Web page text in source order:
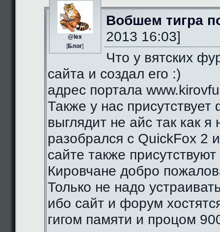
@lex
[Блог]
Вобшем тигра
2013 16:03]
Что у вятских
сайта и создал его :)
адрес портала
Также у нас
выглядит не айс так как я
разобрался с QuickFox 2
сайте также присутствуют
Кировчане добро
Только не надо
ибо сайт и форум
гигом памяти и процом